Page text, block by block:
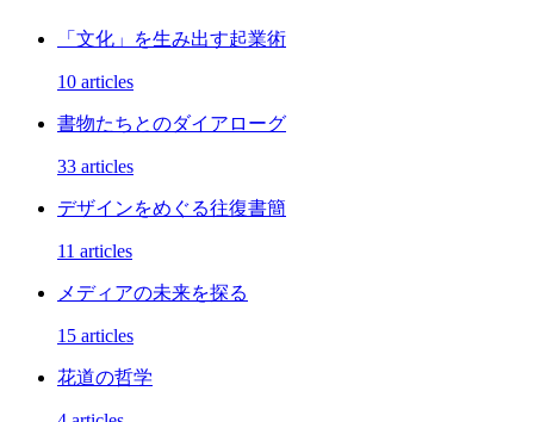
「文化」を生み出す起業術
10 articles
書物たちとのダイアローグ
33 articles
デザインをめぐる往復書簡
11 articles
メディアの未来を探る
15 articles
花道の哲学